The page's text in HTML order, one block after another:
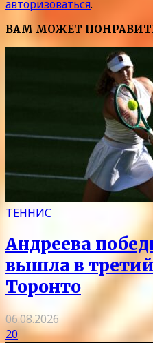
авторизоваться.
ВАМ МОЖЕТ
ТЕННИС
Андреева
вышла в
Торонто
06.08.2026
20